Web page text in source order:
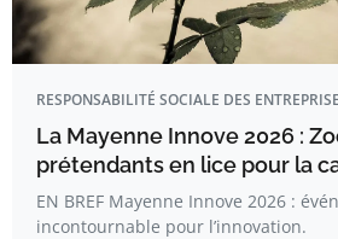
RESPONSABILITÉ SOCIALE DES
La Mayenne Innove 2026 :
prétendants en lice pour la
EN BREF Mayenne Innove 2026 :
incontournable pour l’innovation.